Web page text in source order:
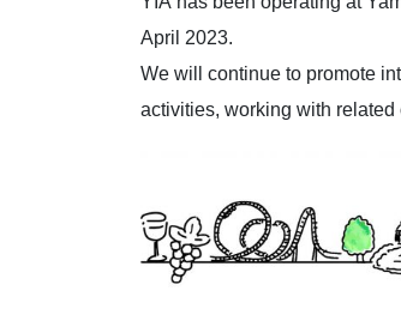
April 2023.
We will continue to promote
activities, working with related